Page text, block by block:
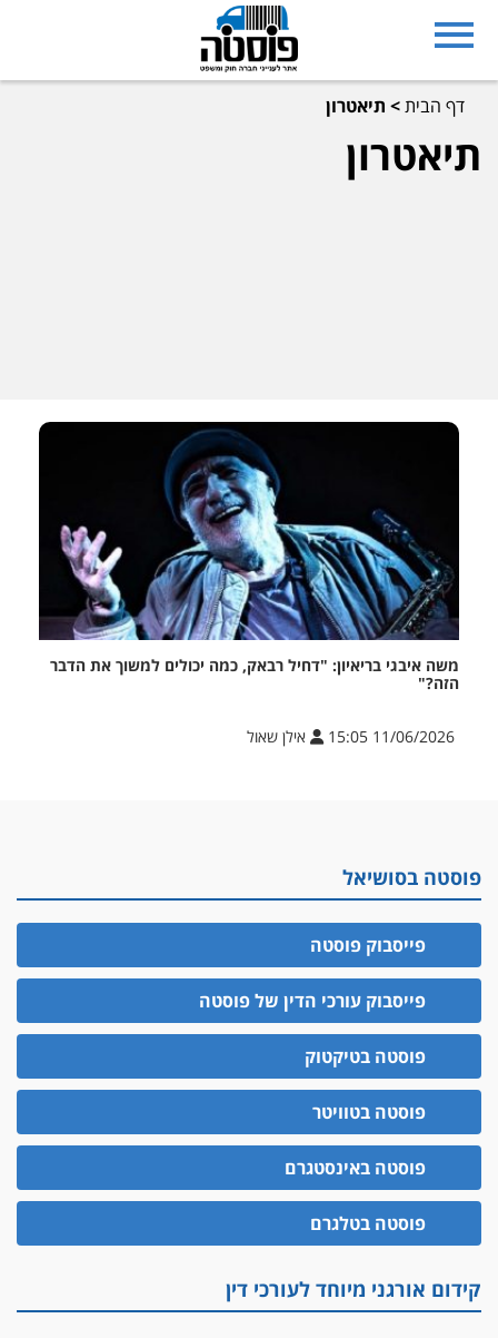
דף הבית> תיאטרון
תיאטרון
משה איבגי בריאיון: "דחיל רבאק, כמה יכולים למשוך את הדבר
הזה?"
11/06/2026 15:05 אילן שאול
פוסטה בסושיאל
פייסבוק פוסטה
פייסבוק עורכי הדין של פוסטה
פוסטה בטיקטוק
פוסטה בטוויטר
פוסטה באינסטגרם
פוסטה בטלגרם
קידום אורגני מיוחד לעורכי דין